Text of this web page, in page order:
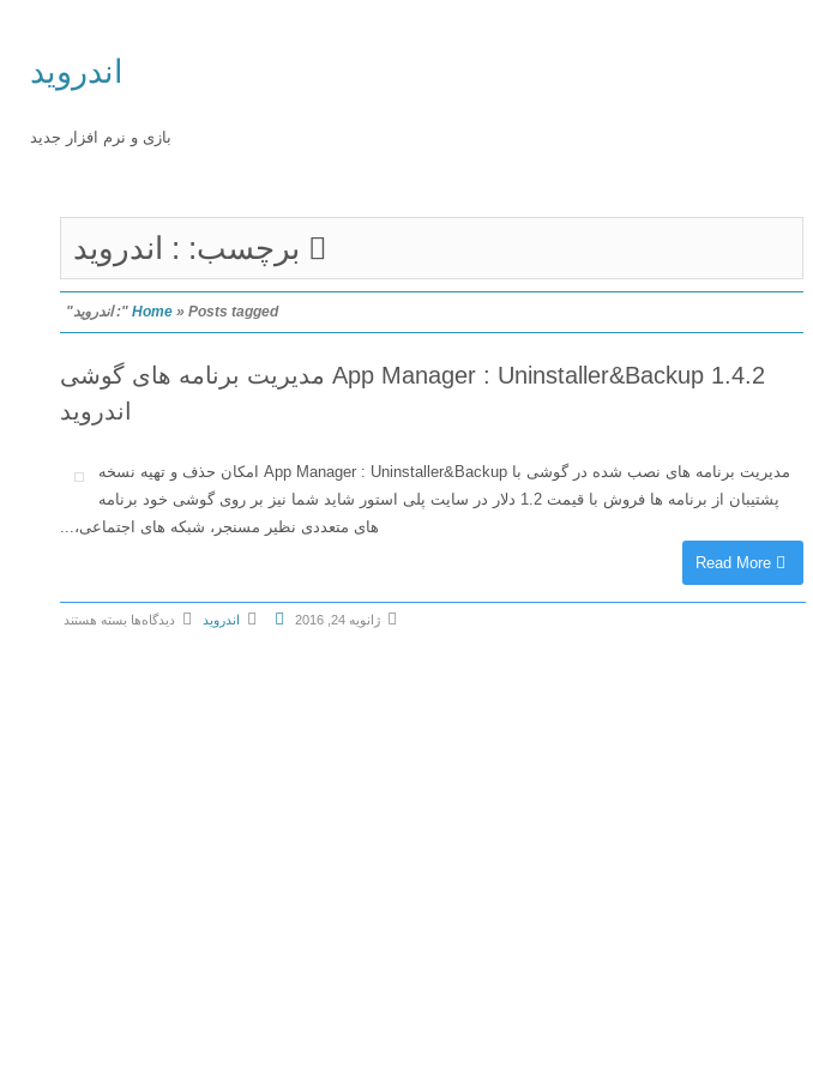
اندروید
بازی و نرم افزار جدید
برچسب: : اندروید
Home» Posts tagged ": اندروید"
App Manager : Uninstaller&Backup 1.4.2 مدیریت برنامه های گوشی
اندروید
مدیریت برنامه های نصب شده در گوشی با App Manager : Uninstaller&Backup امکان حذف و تهیه نسخه
پشتیبان از برنامه ها فروش با قیمت 1.2 دلار در سایت پلی استور شاید شما نیز بر روی گوشی خود برنامه
های متعددی نظیر مسنجر، شبکه های اجتماعی،...
Read More
ژانویه 24, 2016 اندروید
دیدگاه‌ها بسته هستند